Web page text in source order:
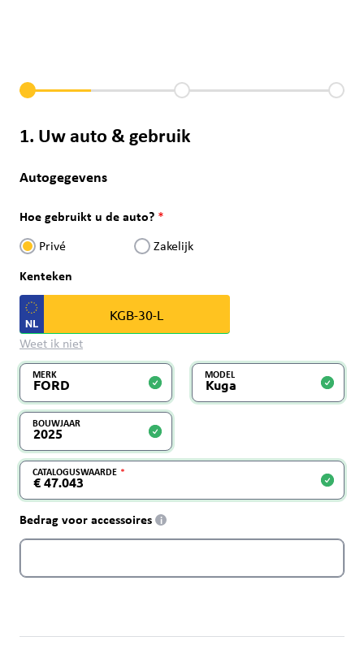
1. Uw auto & gebruik
Autogegevens
Hoe gebruikt u de auto?
Privé Zakelijk
Kenteken
Weet ik niet
MERK MODEL
BOUWJAAR
CATALOGUSWAARDE
Bedrag voor accessoires i